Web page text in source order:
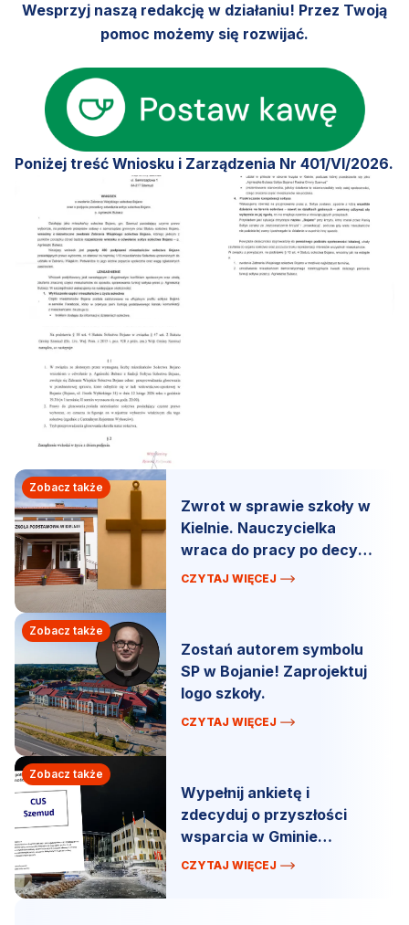
Wesprzyj naszą redakcję w działaniu! Przez Twoją
pomoc możemy się rozwijać.
Poniżej treść Wniosku i Zarządzenia Nr 401/VI/2026.
Zobacz także
Zwrot w sprawie szkoły w
Kielnie. Nauczycielka
wraca do pracy po decyzji
komisji.
CZYTAJ WIĘCEJ
Zobacz także
Zostań autorem symbolu
SP w Bojanie! Zaprojektuj
logo szkoły.
CZYTAJ WIĘCEJ
Zobacz także
Wypełnij ankietę i
zdecyduj o przyszłości
wsparcia w Gminie
Szemud.
CZYTAJ WIĘCEJ